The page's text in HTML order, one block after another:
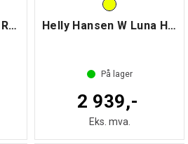
Helly Hansen W Gale Rain Jacket Helly Hansen W Luna HiVis Skalljakke
På lager
2 939,-
Eks. mva.